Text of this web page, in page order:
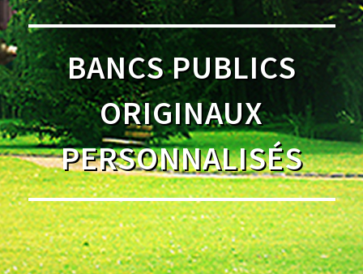
BANCS PUBLICS
ORIGINAUX
PERSONNALISÉS